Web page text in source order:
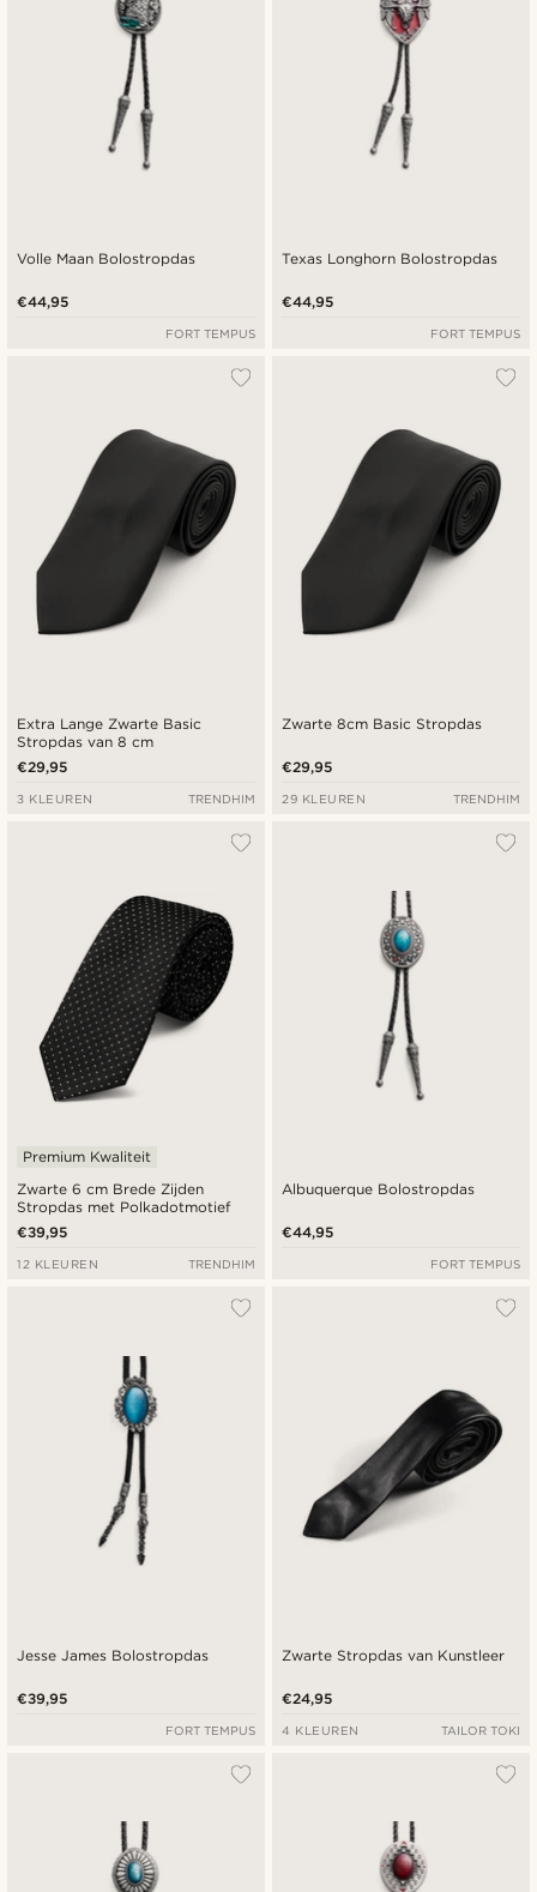
Volle Maan Bolostropdas
€44,95
FORT TEMPUS
Texas Longhorn Bolostropdas
€44,95
FORT TEMPUS
Extra Lange Zwarte Basic
Stropdas van 8 cm
€29,95
3 KLEUREN TRENDHIM
Zwarte 8cm Basic Stropdas
€29,95
29 KLEUREN TRENDHIM
Zwarte 6 cm Brede Zijden
Stropdas met Polkadotmotief
Premium Kwaliteit
€39,95
12 KLEUREN TRENDHIM
Albuquerque Bolostropdas
€44,95
FORT TEMPUS
Jesse James Bolostropdas
€39,95
FORT TEMPUS
Zwarte Stropdas van Kunstleer
€24,95
4 KLEUREN TAILOR TOKI